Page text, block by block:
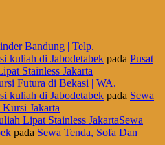
Bandung | Telp.
kuliah di Jabodetabek pada Pusat
Stainless Jakarta
Futura di Bekasi | WA.
kuliah di Jabodetabek pada Sewa
Jakarta
Lipat Stainless JakartaSewa
pada Sewa Tenda, Sofa Dan